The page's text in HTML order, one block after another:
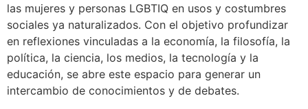
las mujeres y personas LGBTIQ en usos y costumbres
sociales ya naturalizados. Con el objetivo profundizar
en reflexiones vinculadas a la economía, la filosofía, la
política, la ciencia, los medios, la tecnología y la
educación, se abre este espacio para generar un
intercambio de conocimientos y de debates.